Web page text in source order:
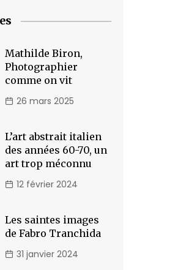
Mathilde Biron,
Photographier
comme on vit
26 mars 2025
L’art abstrait italien
des années 60-70, un
art trop méconnu
12 février 2024
Les saintes images
de Fabro Tranchida
31 janvier 2024